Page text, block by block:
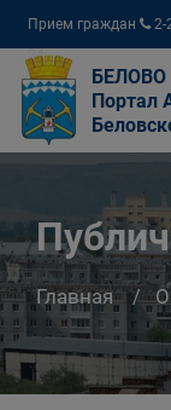
Прием граждан
2-
04
БЕЛОВО
Портал
Главная